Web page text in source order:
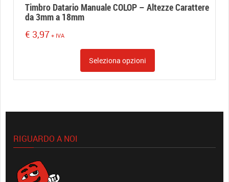
Timbro Datario Manuale COLOP – Altezze Carattere
da 3mm a 18mm
€ 3,97 + IVA
Seleziona opzioni
RIGUARDO A NOI